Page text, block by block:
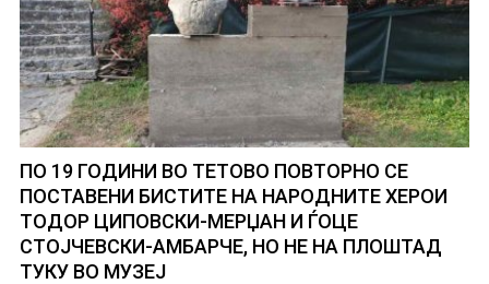
ПО 19 ГОДИНИ ВО ТЕТОВО ПОВТОРНО СЕ
ПОСТАВЕНИ БИСТИТЕ НА НАРОДНИТЕ ХЕРОИ
ТОДОР ЦИПОВСКИ-МЕРЏАН И ЃОЦЕ
СТОЈЧЕВСКИ-АМБАРЧЕ, НО НЕ НА ПЛОШТАД
ТУКУ ВО МУЗЕЈ